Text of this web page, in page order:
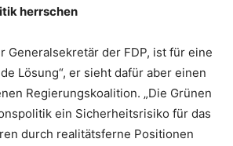
herrschen
Generalsekretär der FDP, ist für eine
Lösung“, er sieht dafür aber einen
Regierungskoalition. „Die Grünen
ein Sicherheitsrisiko für das
durch realitätsferne Positionen